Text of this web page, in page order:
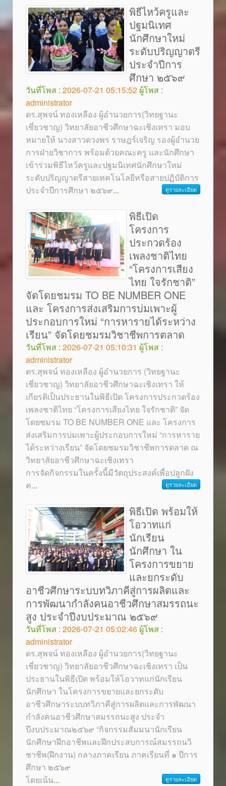
พิธีไหว้ครูและ
ปฐมนิเทศ
นักศึกษาใหม่
ระดับปริญญาตรี
ประจำปีการ
ศึกษา ๒๕๖๙
วันที่โพส : 2026-07-21 05:15:52 ผู้โพส :
administrator
ดร.สุพจน์ ทองเหลือง ผู้อำนวยการ(วิทยฐานะ
เชี่ยวชาญ) วิทยาลัยอาชีวศึกษาฉะเชิงเทรา มอบ
หมายให้ นางสาวดวงพร ราษฎร์เจริญ รองผู้อำนวย
การฝ่ายวิชาการ พร้อมด้วยคณะครู และนักศึกษา
เข้าร่วมพิธีไหว้ครูและปฐมนิเทศนักศึกษาใหม่
ระดับปริญญาตรีสายเทคโนโลยีหรือสายปฏิบัติการ
ประจำปีการศึกษา ๒๕๖๙... ดูรายละเอียด
พิธีเปิด
โครงการ
ประกวดร้อง
เพลงชาติไทย
“โครงการเสียง
ไทย ใจรักชาติ”
จัดโดยชมรม TO BE NUMBER ONE
และ โครงการส่งเสริมการบ่มเพาะผู้
ประกอบการใหม่ “การหารายได้ระหว่าง
เรียน” จัดโดยชมรมวิชาชีพการตลาด
วันที่โพส : 2026-07-21 05:10:31 ผู้โพส :
administrator
ดร.สุพจน์ ทองเหลือง ผู้อำนวยการ (วิทยฐานะ
เชี่ยวชาญ) วิทยาลัยอาชีวศึกษาฉะเชิงเทรา ให้
เกียรติเป็นประธานในพิธีเปิด โครงการประกวดร้อง
เพลงชาติไทย “โครงการเสียงไทย ใจรักชาติ” จัด
โดยชมรม TO BE NUMBER ONE และ โครงการ
ส่งเสริมการบ่มเพาะผู้ประกอบการใหม่ “การหาราย
ได้ระหว่างเรียน” จัดโดยชมรมวิชาชีพการตลาด ณ
วิทยาลัยอาชีวศึกษาฉะเชิงเทรา
การจัดกิจกรรมในครั้งนี้มีวัตถุประสงค์เพื่อปลูกฝัง
ค... ดูรายละเอียด
พิธีเปิด พร้อมให้
โอวาทแก่
นักเรียน
นักศึกษา ใน
โครงการขยาย
และยกระดับ
อาชีวศึกษาระบบทวิภาคีสู่การผลิตและ
การพัฒนากำลังคนอาชีวศึกษาสมรรถนะ
สูง ประจำปีงบประมาณ ๒๕๖๙
วันที่โพส : 2026-07-21 05:02:46 ผู้โพส :
administrator
ดร.สุพจน์ ทองเหลือง ผู้อำนวยการ(วิทยฐานะ
เชี่ยวชาญ) วิทยาลัยอาชีวศึกษาฉะเชิงเทรา เป็น
ประธานในพิธีเปิด พร้อมให้โอวาทแก่นักเรียน
นักศึกษา ในโครงการขยายและยกระดับ
อาชีวศึกษาระบบทวิภาคีสู่การผลิตและการพัฒนา
กำลังคนอาชีวศึกษาสมรรถนะสูง ประจำ
ปีงบประมาณ๒๕๖๙ “กิจกรรมสัมมนานักเรียน
นักศึกษาฝึกอาชีพและฝึกประสบการณ์สมรรถนวิ
ชาชีพ(ฝึกงาน) กลางภาคเรียน ภาคเรียนที่ ๑ ปีการ
ศึกษา ๒๕๖๙
โดยเน้น... ดูรายละเอียด